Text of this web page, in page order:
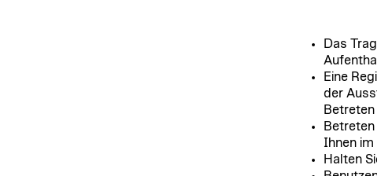
Das
Eine
der
Ihnen
Halten